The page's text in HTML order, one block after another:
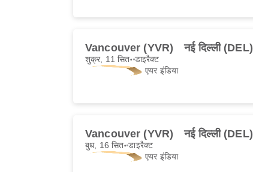
Vancouver (YVR) नई दिल्ली (DEL)
शुक्र, 11 सित॰ डाइरैक्ट
एयर इंडिया
Vancouver (YVR) नई दिल्ली (DEL)
बुध, 16 सित॰डाइरैक्ट
एयर इंडिया